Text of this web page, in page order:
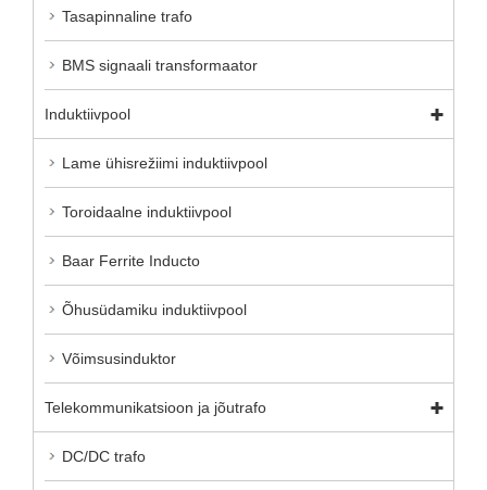
Tasapinnaline trafo
BMS signaali transformaator
Induktiivpool
Lame ühisrežiimi induktiivpool
Toroidaalne induktiivpool
Baar Ferrite Inducto
Õhusüdamiku induktiivpool
Võimsusinduktor
Telekommunikatsioon ja jõutrafo
DC/DC trafo